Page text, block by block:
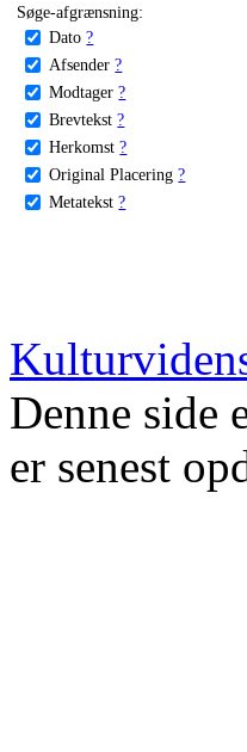
Søge-afgrænsning:
Dato ?
Afsender ?
Modtager ?
Brevtekst ?
Herkomst ?
Original Placering ?
Metatekst ?
Denne side
er senest